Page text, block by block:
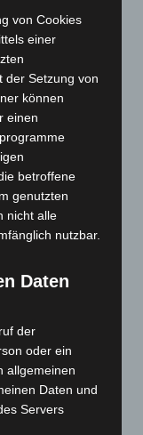
von Cookies
einer
der Setzung von
können
einen
betroffene
genutzten
nicht alle
nutzbar.
Daten
der
oder ein
allgemeinen
Daten und
Servers